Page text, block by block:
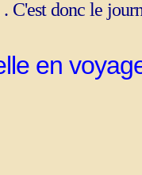
C'est donc le